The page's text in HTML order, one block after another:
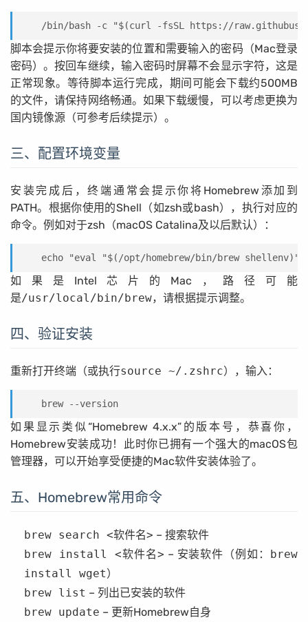
/bin/bash -c "$(curl -fsSL https://
脚本会提示你将要安装的位置和需要输入的密码（Mac登录
密码）。按回车继续，输入密码时屏幕不会显示字符，这是
正常现象。等待脚本运行完成，期间可能会下载约500MB
的文件，请保持网络畅通。如果下载缓慢，可以考虑更换为
国内镜像源（可参考后续提示）。
三、配置环境变量
安装完成后，终端通常会提示你将Homebrew添加到
PATH。根据你使用的Shell（如zsh或bash），执行对应的
命令。例如对于zsh（macOS Catalina及以后默认）：
echo "eval "$(/opt/homebrew/bin/brew
如果是Intel芯片的Mac，路径可能
是/usr/local/bin/brew，请根据提示调整。
四、验证安装
重新打开终端（或执行source ~/.zshrc），输入：
brew --version
如果显示类似“Homebrew 4.x.x”的版本号，恭喜你，
Homebrew安装成功！此时你已拥有一个强大的macOS包
管理器，可以开始享受便捷的Mac软件安装体验了。
五、Homebrew常用命令
brew search <软件名> – 搜索软件
brew install <软件名> – 安装软件（例如： brew
install wget）
brew list – 列出已安装的软件
brew update – 更新Homebrew自身